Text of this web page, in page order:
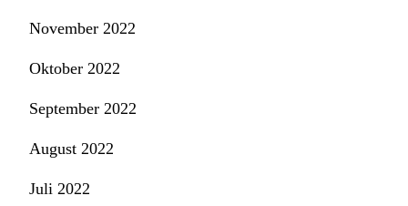
November 2022
Oktober 2022
September 2022
August 2022
Juli 2022